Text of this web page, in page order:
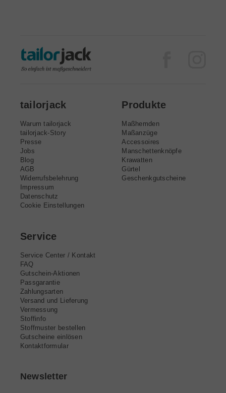
tailorjack
Warum tailorjack
tailorjack-Story
Presse
Jobs
Blog
AGB
Widerrufsbelehrung
Impressum
Datenschutz
Cookie Einstellungen
Produkte
Maßhemden
Maßanzüge
Accessoires
Manschettenknöpfe
Krawatten
Gürtel
Geschenkgutscheine
Service
Service Center / Kontakt
FAQ
Gutschein-Aktionen
Passgarantie
Zahlungsarten
Versand und Lieferung
Vermessung
Stoffinfo
Stoffmuster bestellen
Gutscheine einlösen
Kontaktformular
Newsletter